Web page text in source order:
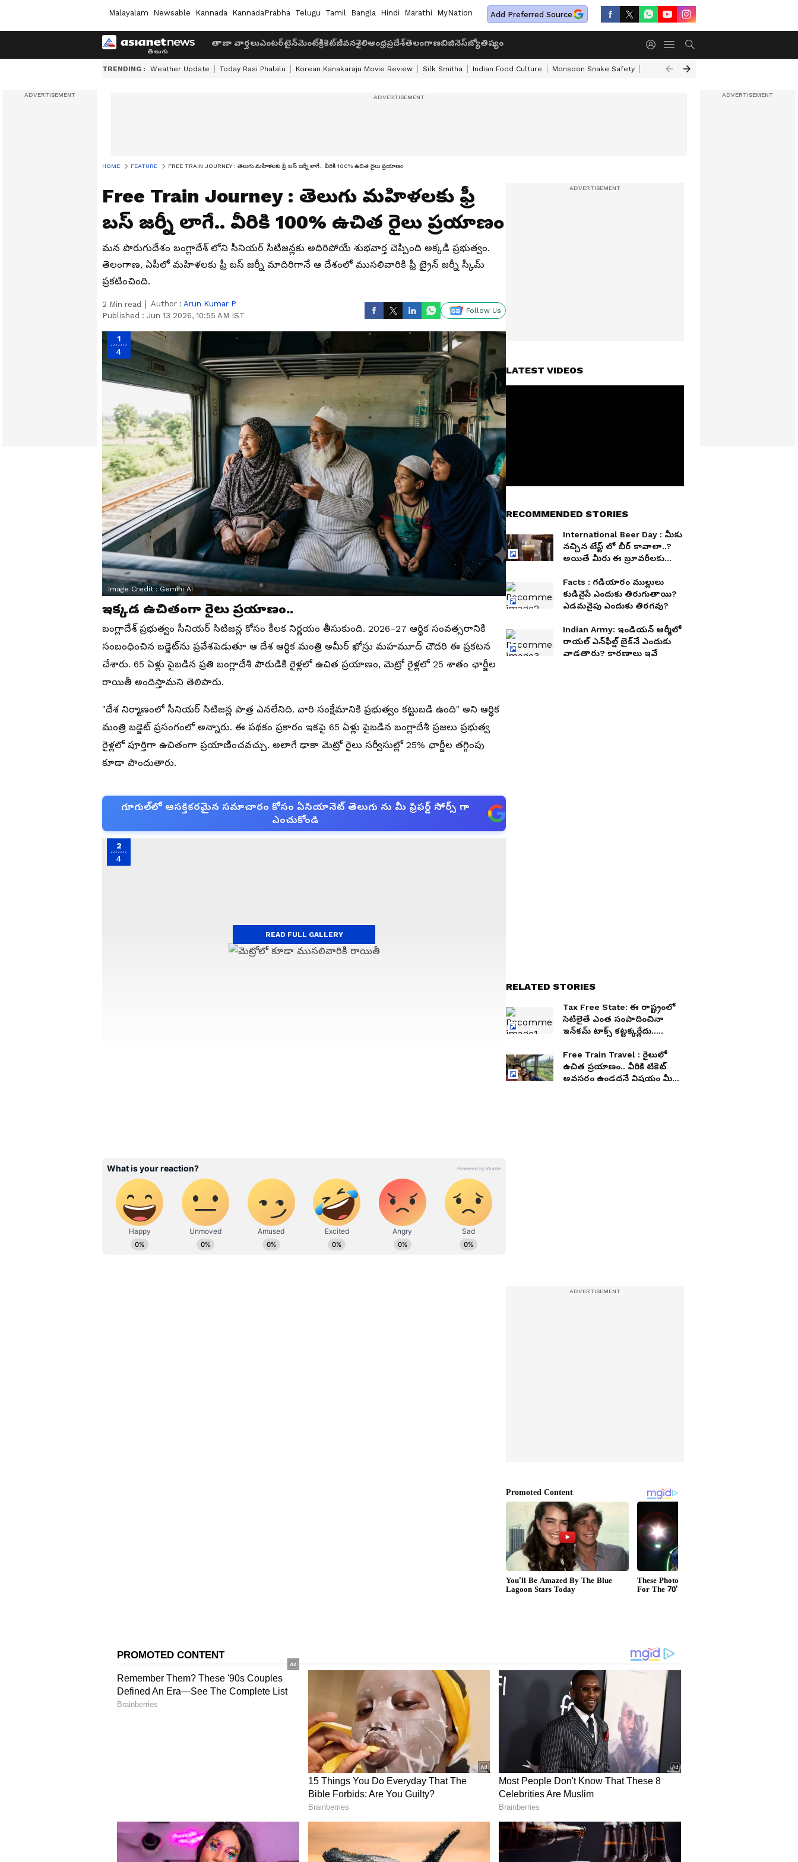
Malayalam Newsable Kannada KannadaPrabha Telugu Tamil Bangla Hindi Marathi MyNation Add Preferred Source
తాజా వార్తలుఎంటర్‌టైన్‌మెంట్క్రికెట్జీవనశైలిఆంధ్రప్రదేశ్తెలంగాణబిజినెస్జ్యోతిష్యం
TRENDING : Weather Update Today Rasi Phalalu Korean Kanakaraju Movie Review Silk Smitha Indian Food Culture Monsoon Snake Safety Akkineni Nageswara Rao
HOME FEATURE FREE TRAIN JOURNEY : తెలుగు మహిళలకు ఫ్రీ బస్ జర్నీ లాగే.. వీరికి 100% ఉచిత రైలు ప్రయాణం
Free Train Journey : తెలుగు మహిళలకు ఫ్రీ
బస్ జర్నీ లాగే.. వీరికి 100% ఉచిత రైలు ప్రయాణం
మన పొరుగుదేశం బంగ్లాదేశ్ లోని సీనియర్ సిటిజన్లకు అదిరిపోయే శుభవార్త చెప్పింది అక్కడి ప్రభుత్వం.
తెలంగాణ, ఏపీలో మహిళలకు ఫ్రీ బస్ జర్నీ మాదిరిగానే ఆ దేశంలో ముసలివారికి ఫ్రీ ట్రైన్ జర్నీ స్కీమ్
ప్రకటించింది.
2 Min read Author : Arun Kumar P
Published : Jun 13 2026, 10:55 AM IST
Follow Us
1
4
Image Credit : Gemini AI
ఇక్కడ ఉచితంగా రైలు ప్రయాణం..
బంగ్లాదేశ్ ప్రభుత్వం సీనియర్ సిటిజన్ల కోసం కీలక నిర్ణయం తీసుకుంది. 2026–27 ఆర్థిక సంవత్సరానికి
సంబంధించిన బడ్జెట్‌ను ప్రవేశపెడుతూ ఆ దేశ ఆర్థిక మంత్రి అమీర్ ఖోస్రు మహమూద్ చౌదరి ఈ ప్రకటన
చేశారు. 65 ఏళ్లు పైబడిన ప్రతి బంగ్లాదేశీ పౌరుడికి రైళ్లలో ఉచిత ప్రయాణం, మెట్రో రైళ్లలో 25 శాతం ఛార్జీల
రాయితీ అందిస్తామని తెలిపారు.
"దేశ నిర్మాణంలో సీనియర్ సిటిజన్ల పాత్ర ఎనలేనిది. వారి సంక్షేమానికి ప్రభుత్వం కట్టుబడి ఉంది" అని ఆర్థిక
మంత్రి బడ్జెట్ ప్రసంగంలో అన్నారు. ఈ పథకం ప్రకారం ఇకపై 65 ఏళ్లు పైబడిన బంగ్లాదేశీ ప్రజలు ప్రభుత్వ
రైళ్లలో పూర్తిగా ఉచితంగా ప్రయాణించవచ్చు. అలాగే ఢాకా మెట్రో రైలు సర్వీసుల్లో 25% ఛార్జీల తగ్గింపు
కూడా పొందుతారు.
గూగుల్‌లో ఆసక్తికరమైన సమాచారం కోసం ఏసియానెట్ తెలుగు ను మీ ఫ్రిఫర్డ్ సోర్స్ గా
ఎంచుకోండి
2
4
సింగిల్ జర్నీ టికెట్లకు ఈ తగ్గింపు వర్తిస్తుంది. ప్రయాణికులు తమ జాతీయ గుర్తింపు కార్డును చూపించి ఈ
రాయితీని పొందవచ్చని అధికారులు తెలిపారు.
Related Articles
వృద్ధుల సంక్షేమం..
బంగ్లాదేశ్ గణాంకాల శాఖ ప్రకారం.. దేశంలో 65 ఏళ్లు పైబడిన వారి జనాభా పెరుగుతోంది. 2023లో మొత్తం
జనాభాలో వీరి శాతం 6.14%కి చేరింది. వారి సామాజిక భద్రత, రవాణా సౌకర్యాలను మెరుగుపరిచే లక్ష్యంతో
ప్రభుత్వం ఈ చర్యలు తీసుకుంది. ప్రజా రవాణా ఖర్చులను తగ్గించడం ద్వారా వృద్ధుల జీవన ప్రమాణాలను
మెరుగుపరచవచ్చని, వారు స్వతంత్రంగా ప్రయాణించేందుకు ఈ పథకం దోహదపడుతుందని బంగ్లాదేశ్
READ FULL GALLERY
LATEST VIDEOS
RECOMMENDED STORIES
International Beer Day : మీకు
నచ్చిన టేస్ట్ లో బీర్ కావాలా..?
అయితే మీరు ఈ బ్రూవరీలకు
Facts : గడియారం ముల్లులు
కుడివైపే ఎందుకు తిరుగుతాయి?
ఎడమవైపు ఎందుకు తిరగవు?
Indian Army: ఇండియన్ ఆర్మీలో
రాయల్ ఎన్‌ఫీల్డ్ బైక్‌నే ఎందుకు
వాడతారు? కారణాలు ఇవే
RELATED STORIES
Tax Free State: ఈ రాష్ట్రంలో
సెటిలైతే ఎంత సంపాదించినా
ఇన్‌కమ్ టాక్స్ కట్టక్కర్లేదు..
Free Train Travel : రైలులో
ఉచిత ప్రయాణం.. వీరికి టికెట్
అవసరం ఉండదనే విషయం మీకు